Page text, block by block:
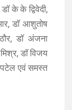
के के द्विवेदी,
डॉ आशुतोष
डॉ अंजना
डॉ विजय
पटेल एवं समस्त